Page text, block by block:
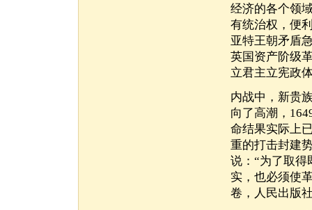
经济的各个领
有统治权，便
亚特王朝矛盾
英国资产阶级
立君主立宪政
内战中，新贵
向了高潮，
命结果实际上
重的打击封建
说：“为了取得
实，也必须使
卷，人民出版